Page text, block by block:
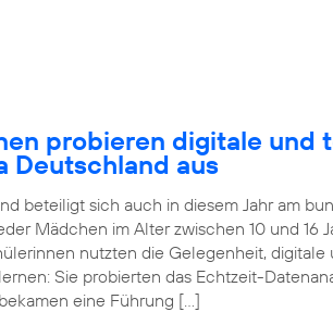
probieren digitale und
Deutschland aus
beteiligt sich auch in diesem Jahr am
Mädchen im Alter zwischen 10 und 16
nutzten die Gelegenheit,
Sie probierten das Echtzeit-
eine Führung […]